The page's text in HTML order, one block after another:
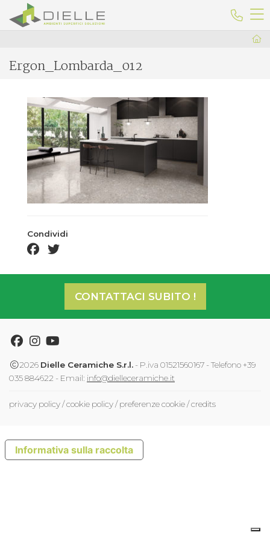
Dielle Ceramiche
Ergon_Lombarda_012
Condividi
facebook share
twitter share
CONTATTACI SUBITO !
Facebook
Instagram
Youtube
2026 Dielle Ceramiche S.r.l. - P.iva 01521560167 - Telefono +39
035 884622 - Email: info@dielleceramiche.it
privacy policy/cookie policy/preferenze cookie/credits
Informativa sulla raccolta